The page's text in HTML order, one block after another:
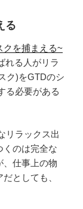
る
クを捕まえる~
れる人がリラ
ク)をGTDのシ
る必要がある
リラックス出
くのは完全な
、仕事上の物
としても、